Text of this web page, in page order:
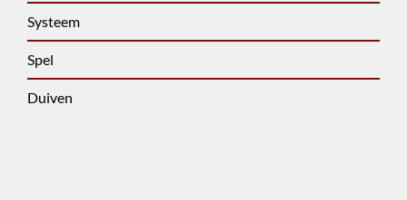
Systeem
Spel
Duiven